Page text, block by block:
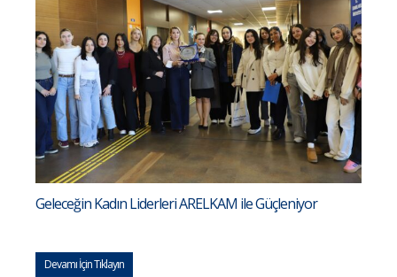
Geleceğin Kadın Liderleri ARELKAM ile Güçleniyor
Devamı İçin Tıklayın